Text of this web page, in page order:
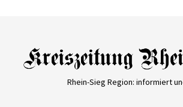
Rhein-Sieg Region: informiert